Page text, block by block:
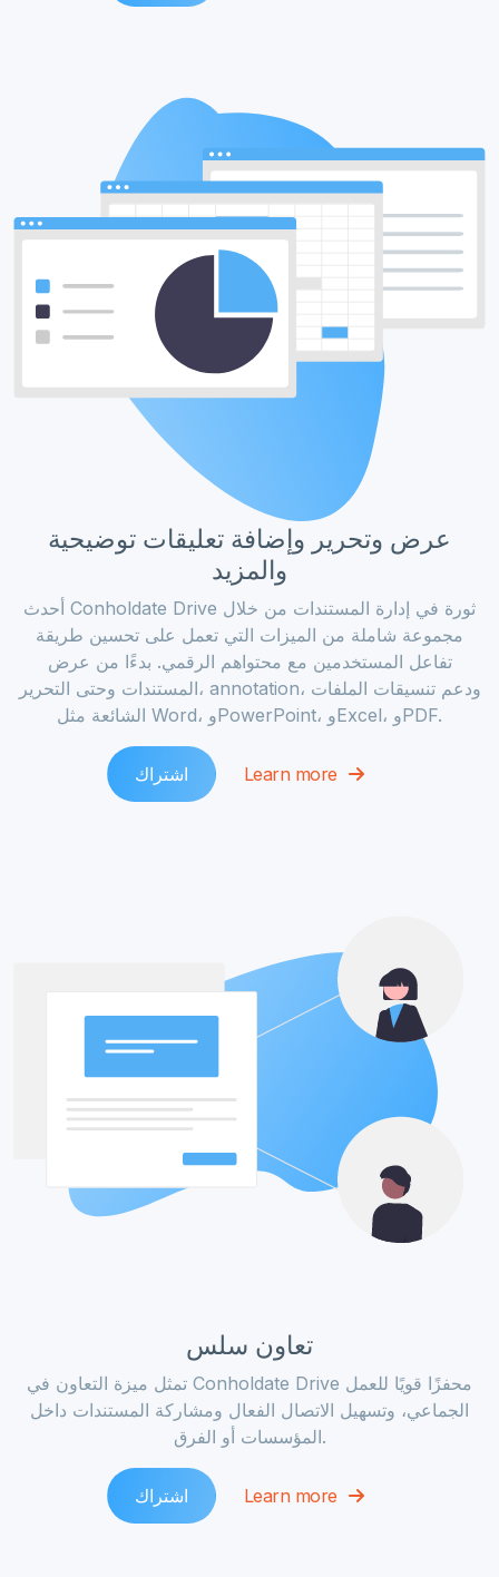
عرض وتحرير وإضافة تعليقات توضيحية
والمزيد
أحدث Conholdate Drive ثورة في إدارة المستندات من خلال
مجموعة شاملة من الميزات التي تعمل على تحسين طريقة
تفاعل المستخدمين مع محتواهم الرقمي. بدءًا من عرض
المستندات وحتى التحرير، annotation، ودعم تنسيقات الملفات
الشائعة مثل Word، وPowerPoint، وExcel، وPDF.
اشتراك Learn more
تعاون سلس
تمثل ميزة التعاون في Conholdate Drive محفزًا قويًا للعمل
الجماعي، وتسهيل الاتصال الفعال ومشاركة المستندات داخل
المؤسسات أو الفرق.
اشتراك Learn more